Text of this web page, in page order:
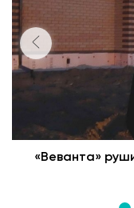
«Веванта»